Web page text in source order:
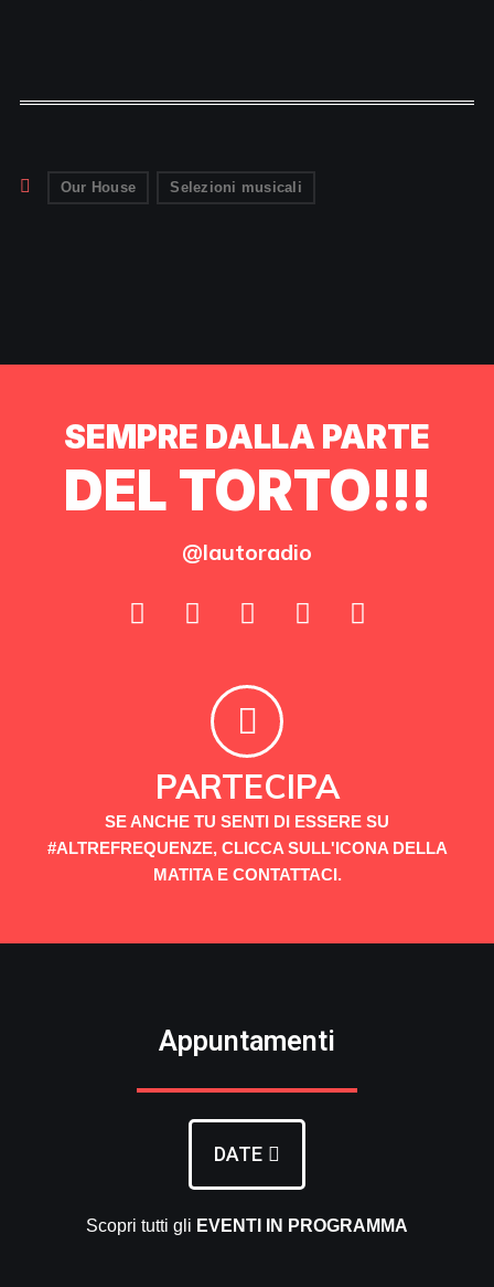
Our House Selezioni musicali
SEMPRE DALLA PARTE
DEL TORTO!!!
@lautoradio
PARTECIPA
SE ANCHE TU SENTI DI ESSERE SU
#ALTREFREQUENZE, CLICCA SULL'ICONA DELLA
MATITA E CONTATTACI.
Appuntamenti
DATE
Scopri tutti gli EVENTI IN PROGRAMMA